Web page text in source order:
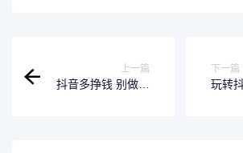
上一篇
抖音多挣钱 别做无
下一篇
玩转